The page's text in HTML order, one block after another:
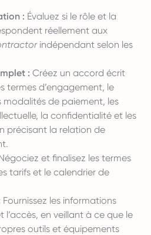
: Évaluez si le rôle et la
réellement aux
indépendant selon les
: Créez un accord écrit
termes d’engagement, le
modalités de paiement, les
la confidentialité et les
précisant la relation de
et finalisez les termes
tarifs et le calendrier de
Fournissez les informations
l’accès, en veillant à ce que le
outils et équipements